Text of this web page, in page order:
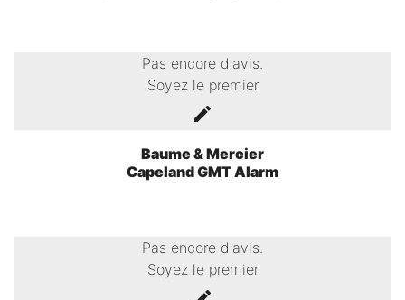
Pas encore d'avis.
Soyez le premier
Baume & Mercier
Capeland GMT Alarm
Pas encore d'avis.
Soyez le premier